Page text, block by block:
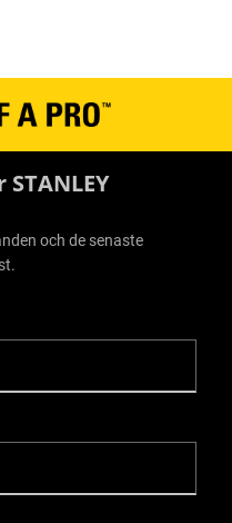
och de senaste